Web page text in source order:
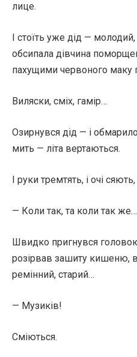
лице.
І стоїть уже дід —
обсипала дівчина
пахущими червоного маку
Виляски, сміх, гамір…
Озирнувся дід — і
мить — літа вертаються.
І руки тремтять, і очі
— Коли так, та коли так же…
Швидко пригнувся
розірвав зашиту кишеню,
ремінний, старий…
— Музиків!
Сміються.